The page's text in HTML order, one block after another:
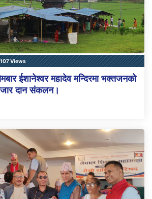
Views
ईशानेश्वर महादेव मन्दिरमा भक्तजनको
दान संकलन।